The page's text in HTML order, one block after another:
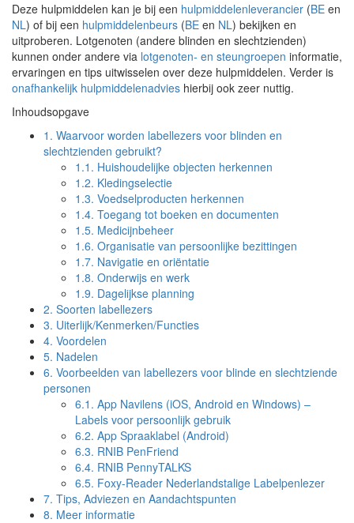
Deze hulpmiddelen kan je bij een hulpmiddelenleverancier (BE en
NL) of bij een hulpmiddelenbeurs (BE en NL) bekijken en
uitproberen. Lotgenoten (andere blinden en slechtzienden)
kunnen onder andere via lotgenoten- en steungroepen informatie,
ervaringen en tips uitwisselen over deze hulpmiddelen. Verder is
onafhankelijk hulpmiddelenadvies hierbij ook zeer nuttig.
Inhoudsopgave
1. Waarvoor worden labellezers voor blinden en
slechtzienden gebruikt?
1.1. Huishoudelijke objecten herkennen
1.2. Kledingselectie
1.3. Voedselproducten herkennen
1.4. Toegang tot boeken en documenten
1.5. Medicijnbeheer
1.6. Organisatie van persoonlijke bezittingen
1.7. Navigatie en oriëntatie
1.8. Onderwijs en werk
1.9. Dagelijkse planning
2. Soorten labellezers
3. Uiterlijk/Kenmerken/Functies
4. Voordelen
5. Nadelen
6. Voorbeelden van labellezers voor blinde en slechtziende
personen
6.1. App Navilens (iOS, Android en Windows) –
Labels voor persoonlijk gebruik
6.2. App Spraaklabel (Android)
6.3. RNIB PenFriend
6.4. RNIB PennyTALKS
6.5. Foxy-Reader Nederlandstalige Labelpenlezer
7. Tips, Adviezen en Aandachtspunten
8. Meer informatie